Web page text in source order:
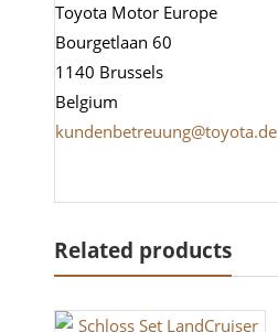
Toyota Motor Europe
Bourgetlaan 60
1140 Brussels
Belgium
kundenbetreuung@toyota.de
Related products